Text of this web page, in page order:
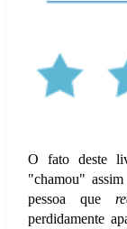
O fato deste
"chamou"
pessoa que
perdidamente